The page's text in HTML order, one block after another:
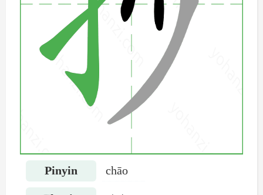
Pinyin chāo